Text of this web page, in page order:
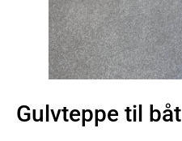
Gulvteppe til båt